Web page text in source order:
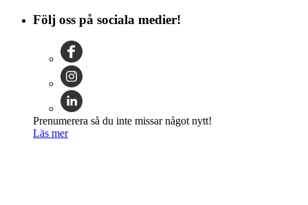
Följ oss på sociala medier!
Prenumerera så du inte missar något nytt!
Läs mer